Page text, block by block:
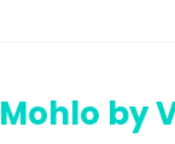
Mohlo by